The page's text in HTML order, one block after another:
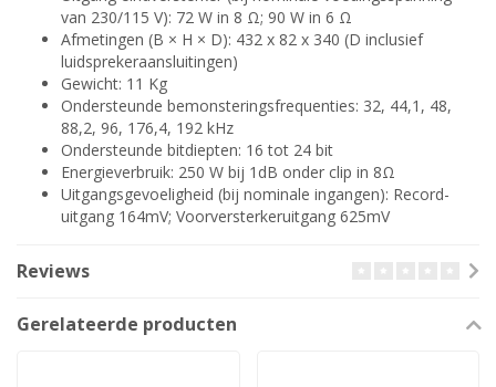
van 230/115 V): 72 W in 8 Ω; 90 W in 6 Ω
Afmetingen (B × H × D): 432 x 82 x 340 (D inclusief
luidsprekeraansluitingen)
Gewicht: 11 Kg
Ondersteunde bemonsteringsfrequenties: 32, 44,1, 48,
88,2, 96, 176,4, 192 kHz
Ondersteunde bitdiepten: 16 tot 24 bit
Energieverbruik: 250 W bij 1dB onder clip in 8Ω
Uitgangsgevoeligheid (bij nominale ingangen): Record-
uitgang 164mV; Voorversterkeruitgang 625mV
Reviews
Gerelateerde producten